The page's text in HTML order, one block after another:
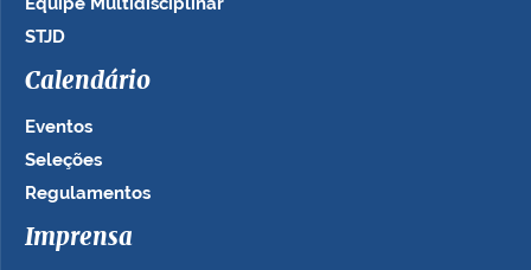
STJD
Calendário
Eventos
Seleções
Regulamentos
Imprensa